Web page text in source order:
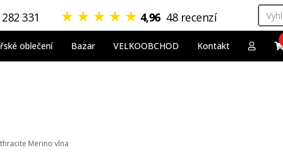
331 ★ ★ ★ ★ ★ 4,96 48 recenzí
oblečení Bazar VELKOOBCHOD Kontakt
Merino vlna